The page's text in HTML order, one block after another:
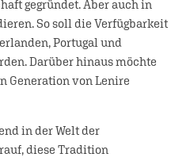
gegründet. Aber auch in
So soll die Verfügbarkeit
Portugal und
Darüber hinaus möchte
Generation von Lenire
in der Welt der
diese Tradition